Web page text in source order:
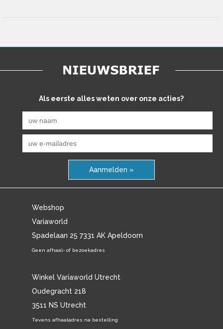
Als eerste alles weten over onze acties?
Aanmelden »
Webshop
Variaworld
Spadelaan 25 7331 AK Apeldoorn
Geen afhaal- of bezoekadres
Winkel Variaworld Utrecht
Oudegracht 218
3511 NS Utrecht
Tevens afhaaladres na bestelling